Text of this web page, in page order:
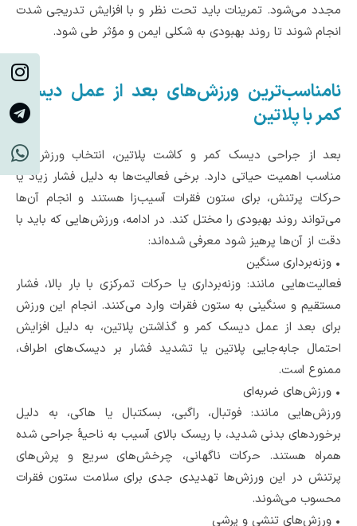
مجدد می‌شود. تمرینات باید تحت نظر و با افزایش تدریجی شدت
انجام شوند تا روند بهبودی به شکلی ایمن و مؤثر طی شود.
نامناسب‌ترین ورزش‌های بعد از عمل دیسک
کمر با پلاتین
بعد از جراحی دیسک کمر و کاشت پلاتین، انتخاب ورزش‌های
مناسب اهمیت حیاتی دارد. برخی فعالیت‌ها به دلیل فشار زیاد یا
حرکات پرتنش، برای ستون فقرات آسیب‌زا هستند و انجام آن‌ها
می‌تواند روند بهبودی را مختل کند. در ادامه، ورزش‌هایی که باید با
دقت از آن‌ها پرهیز شود معرفی شده‌اند:
• وزنه‌برداری سنگین
فعالیت‌هایی مانند: وزنه‌برداری یا حرکات تمرکزی با بار بالا، فشار
مستقیم و سنگینی به ستون فقرات وارد می‌کنند. انجام این ورزش
برای بعد از عمل دیسک کمر و گذاشتن پلاتین، به دلیل افزایش
احتمال جا‌به‌جایی پلاتین یا تشدید فشار بر دیسک‌های اطراف،
ممنوع است.
• ورزش‌های ضربه‌ای
ورزش‌هایی مانند: فوتبال، راگبی، بسکتبال یا هاکی، به دلیل
برخوردهای بدنی شدید، با ریسک بالای آسیب به ناحیۀ جراحی‌ شده
همراه هستند. حرکات ناگهانی، چرخش‌های سریع و پرش‌های
پرتنش در این ورزش‌ها تهدیدی جدی برای سلامت ستون فقرات
محسوب می‌شوند.
• ورزش‌های تنشی و پرشی